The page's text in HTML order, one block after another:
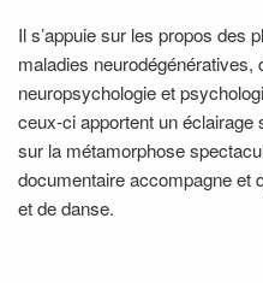
Il s’appuie sur les propos des
maladies
neuropsychologie et
ceux-ci apportent un
sur la métamorphose
documentaire accompagne et
et de danse.